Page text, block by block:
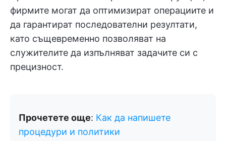
фирмите могат да оптимизират операциите и
да гарантират последователни резултати,
като същевременно позволяват на
служителите да изпълняват задачите си с
прецизност.
Прочетете още: Как да напишете
процедури и политики